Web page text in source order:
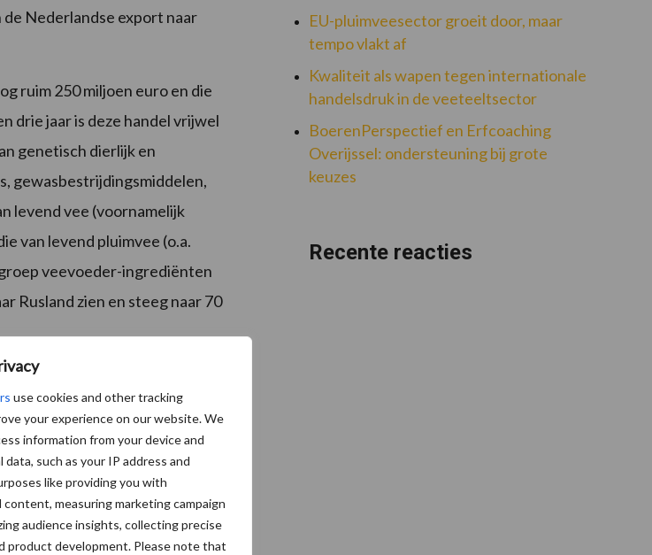
use cookies and other tracking
your experience on our website. We
information from your device and
such as your IP address and
like providing you with
content, measuring marketing campaign
audience insights, collecting precise
product development. Please note that
Nederlandse export naar
ruim 250 miljoen euro en die
drie jaar is deze handel vrijwel
genetisch dierlijk en
gewasbestrijdingsmiddelen,
levend vee (voornamelijk
van levend pluimvee (o.a.
veevoeder-ingrediënten
Rusland zien en steeg naar 70
ook in 2018 verder zal
experts verwachten dat de
en minder financiële
terughoudender zullen worden
EU-pluimveesector groeit door, maar
tempo vlakt af
Kwaliteit als wapen tegen internationale
handelsdruk in de veeteeltsector
BoerenPerspectief en Erfcoaching
Overijssel: ondersteuning bij grote
keuzes
Recente reacties